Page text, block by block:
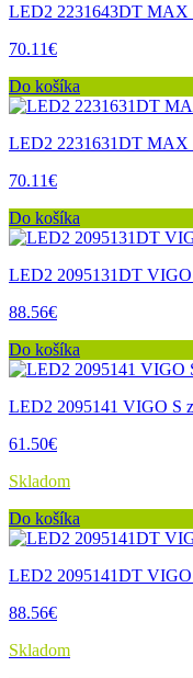
LED2 2231643DT MAX
70.11€
Do košíka
LED2 2231631DT MAX
70.11€
Do košíka
LED2 2095131DT VIGO
88.56€
Do košíka
LED2 2095141 VIGO S
61.50€
Skladom
Do košíka
LED2 2095141DT VIGO
88.56€
Skladom